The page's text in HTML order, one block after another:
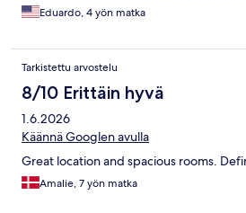
Eduardo, 4 yön matka
Tarkistettu arvostelu
8/10 Erittäin hyvä
1.6.2026
Käännä Googlen avulla
Great location and spacious rooms.
Amalie, 7 yön matka